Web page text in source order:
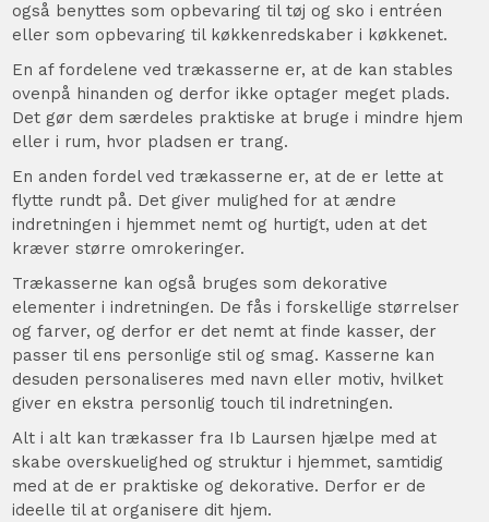
også benyttes som opbevaring til tøj og sko i entréen
eller som opbevaring til køkkenredskaber i køkkenet.
En af fordelene ved trækasserne er, at de kan stables
ovenpå hinanden og derfor ikke optager meget plads.
Det gør dem særdeles praktiske at bruge i mindre hjem
eller i rum, hvor pladsen er trang.
En anden fordel ved trækasserne er, at de er lette at
flytte rundt på. Det giver mulighed for at ændre
indretningen i hjemmet nemt og hurtigt, uden at det
kræver større omrokeringer.
Trækasserne kan også bruges som dekorative
elementer i indretningen. De fås i forskellige størrelser
og farver, og derfor er det nemt at finde kasser, der
passer til ens personlige stil og smag. Kasserne kan
desuden personaliseres med navn eller motiv, hvilket
giver en ekstra personlig touch til indretningen.
Alt i alt kan trækasser fra Ib Laursen hjælpe med at
skabe overskuelighed og struktur i hjemmet, samtidig
med at de er praktiske og dekorative. Derfor er de
ideelle til at organisere dit hjem.